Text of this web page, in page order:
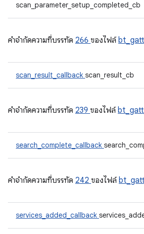
scan_parameter_setup_completed_cb
คําจํากัดความที่บรรทัด 266 ของไฟล์
scan_result_callback scan_result_cb
คําจํากัดความที่บรรทัด 239 ของไฟล์
search_complete_callback
คําจํากัดความที่บรรทัด 242 ของไฟล์
services_added_callback